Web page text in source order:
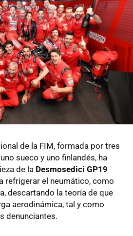
de la FIM, formada por tres
sueco y uno finlandés, ha
de la Desmosedici GP19
refrigerar el neumático, como
descartando la teoría de que
aerodinámica, tal y como
denunciantes.